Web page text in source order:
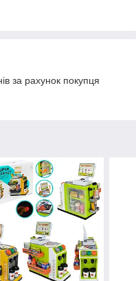
за рахунок покупця